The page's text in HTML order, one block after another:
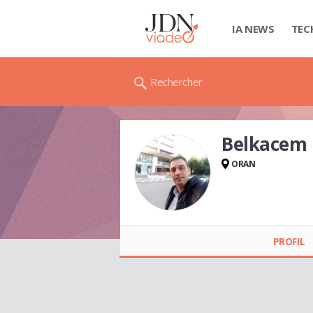
IA NEWS
Rechercher
Belkacem
ORAN
PROFIL